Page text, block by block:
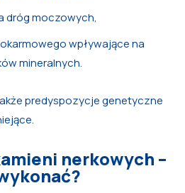
dróg moczowych,
wpływające na
mineralnych.
predyspozycje genetyczne
nerkowych –